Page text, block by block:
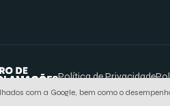
Política de Privacidade
com a Google, bem como o